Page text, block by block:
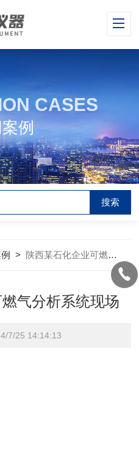
CASES
例
> 陕西某石化企业可燃气分析系统现场
气分析系统现场
7/25 14:14:13